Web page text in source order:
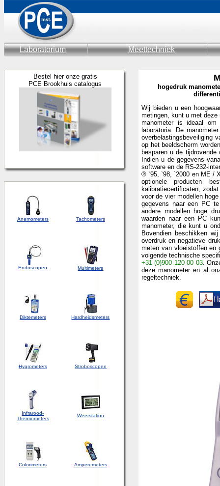
Laboratorium Meettechniek
Bestel hier onze gratis
PCE Brookhuis catalogus
Anemometers Tachometers
Endoscopen Multimeters
Diktemeters Hardheidsmeters
Hygrometers Stroboscopen
Infrarood-
Thermometers
Weerstation
Colorimeters Amperemeters
hogedruk
Wij bieden u een
metingen, kunt u met deze
manometer is ideaal
laboratoria. De
overbelastingsbeveiliging
op het beeldscherm
besparen u de
Indien u de gegevens
software en de RS-232-
® `95, `98, `2000 en ME /
optionele producten
kalibratiecertificaten,
voor de vier modellen
gegevens naar een PC
andere modellen hoge
waarden naar een PC
manometer, die kunt u
Bovendien beschikken
overdruk en negatieve
meten van vloeistoffen en
volgende technische
+31 (0)900 120 00 03.
deze manometer en al
regeltechniek.